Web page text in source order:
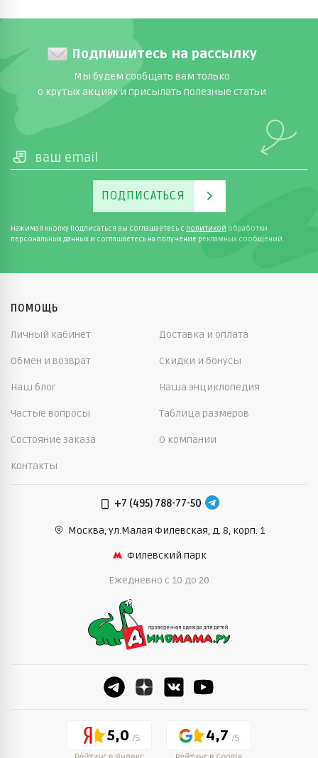
Подпишитесь на рассылку
Мы будем сообщать вам только
о крутых акциях и присылать полезные статьи
ПОДПИСАТЬСЯ
Нажимая кнопку Подписаться вы соглашаетесь с политикой обработки
персональных данных и соглашаетесь на получение рекламных сообщений.
ПОМОЩЬ
Личный кабинет Доставка и оплата
Обмен и возврат Скидки и бонусы
Наш блог Наша энциклопедия
Частые вопросы Таблица размеров
Состояние заказа О компании
Контакты
+7 (495) 788-77-50
Москва, ул.Малая Филевская, д. 8, корп. 1
Филевский парк
Ежедневно c 10 до 20
5,0 4,7